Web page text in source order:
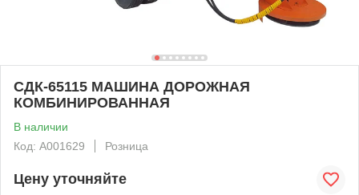
СДК-65115 МАШИНА ДОРОЖНАЯ
КОМБИНИРОВАННАЯ
В наличии
Код: А001629
Розница
Цену уточняйте